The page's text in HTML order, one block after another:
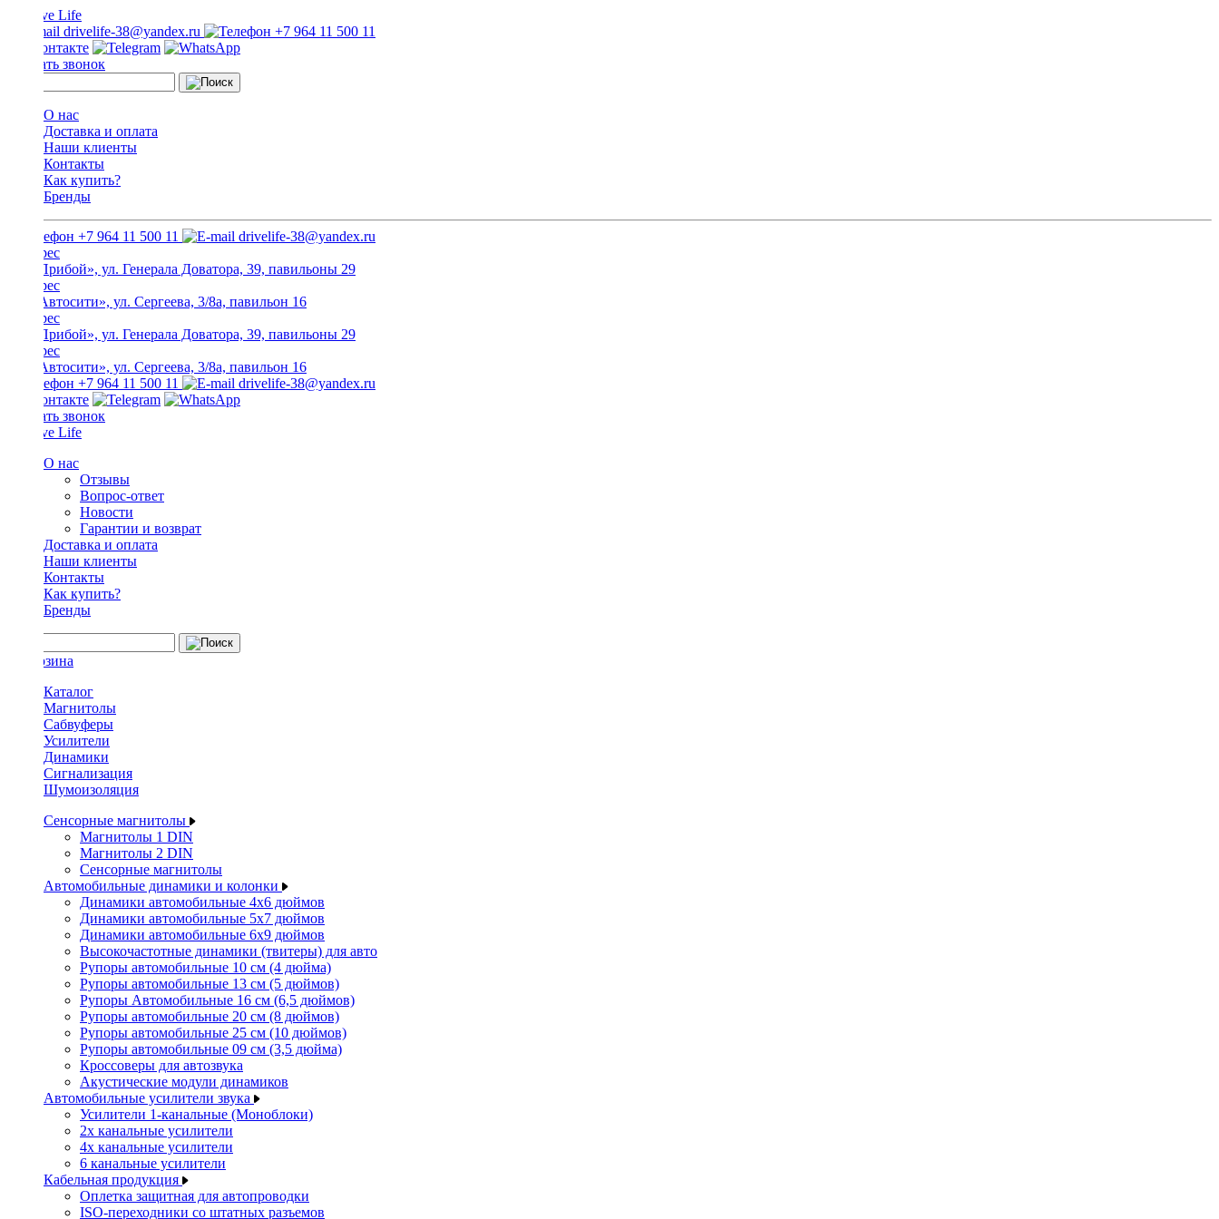
drivelife-38@yandex.ru +7 964 11 500 11
Заказать звонок
О нас
Доставка и оплата
Наши клиенты
Контакты
Как купить?
Бренды
+7 964 11 500 11 drivelife-38@yandex.ru
ТЦ «Прибой», ул. Генерала Доватора, 39, павильоны 29
ТЦ «Автосити», ул. Сергеева, 3/8а, павильон 16
ТЦ «Прибой», ул. Генерала Доватора, 39, павильоны 29
ТЦ «Автосити», ул. Сергеева, 3/8а, павильон 16
+7 964 11 500 11
drivelife-38@yandex.ru
Заказать звонок
О нас
Отзывы
Вопрос-ответ
Новости
Гарантии и возврат
Доставка и оплата
Наши клиенты
Контакты
Как купить?
Бренды
Каталог
Магнитолы
Сабвуферы
Усилители
Динамики
Сигнализация
Шумоизоляция
Сенсорные магнитолы
Магнитолы 1 DIN
Магнитолы 2 DIN
Сенсорные магнитолы
Автомобильные динамики и колонки
Динамики автомобильные 4x6 дюймов
Динамики автомобильные 5x7 дюймов
Динамики автомобильные 6x9 дюймов
Высокочастотные динамики (твитеры) для авто
Рупоры автомобильные 10 см (4 дюйма)
Рупоры автомобильные 13 см (5 дюймов)
Рупоры Автомобильные 16 см (6,5 дюймов)
Рупоры автомобильные 20 см (8 дюймов)
Рупоры автомобильные 25 см (10 дюймов)
Рупоры автомобильные 09 см (3,5 дюйма)
Кроссоверы для автозвука
Акустические модули динамиков
Автомобильные усилители звука
Усилители 1-канальные (Моноблоки)
2х канальные усилители
4х канальные усилители
6 канальные усилители
Кабельная продукция
Оплетка защитная для автопроводки
ISO-переходники со штатных разъемов